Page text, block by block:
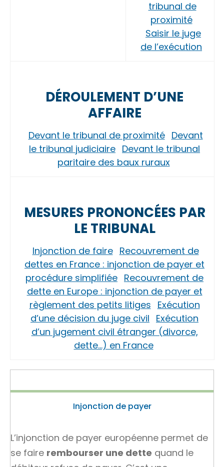
tribunal de
proximité
Saisir le juge
de l’exécution
DÉROULEMENT D’UNE
AFFAIRE
Devant le tribunal de proximité Devant
le tribunal judiciaire Devant le tribunal
paritaire des baux ruraux
MESURES PRONONCÉES PAR
LE TRIBUNAL
Injonction de faire Recouvrement de
dettes en France : injonction de payer et
procédure simplifiée Recouvrement de
dette en Europe : injonction de payer et
règlement des petits litiges Exécution
d’une décision du juge civil Exécution
d’un jugement civil étranger (divorce,
dette…) en France
Injonction de payer
L’injonction de payer européenne permet de
se faire rembourser une dette quand le